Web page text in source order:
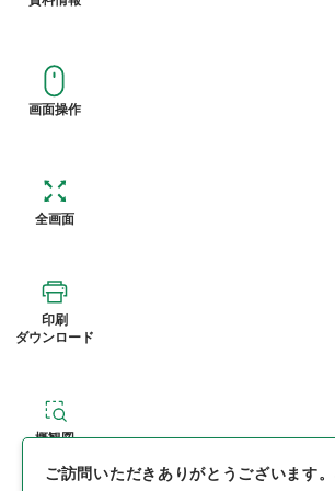
画面操作
全画面
印刷
ダウンロード
概観図
ご訪問いただきありがとうございます。